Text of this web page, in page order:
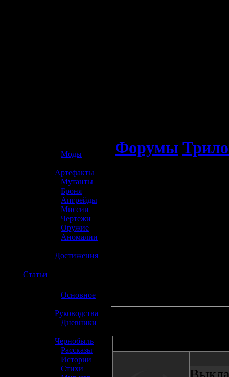
Моды
Артефакты
Мутанты
Броня
Апгрейды
Миссии
Чертежи
Оружие
Аномалии
Достижения
Статьи
Основное
Руководства
Дневники
Чернобыль
Рассказы
Истории
Стихи
Форумы